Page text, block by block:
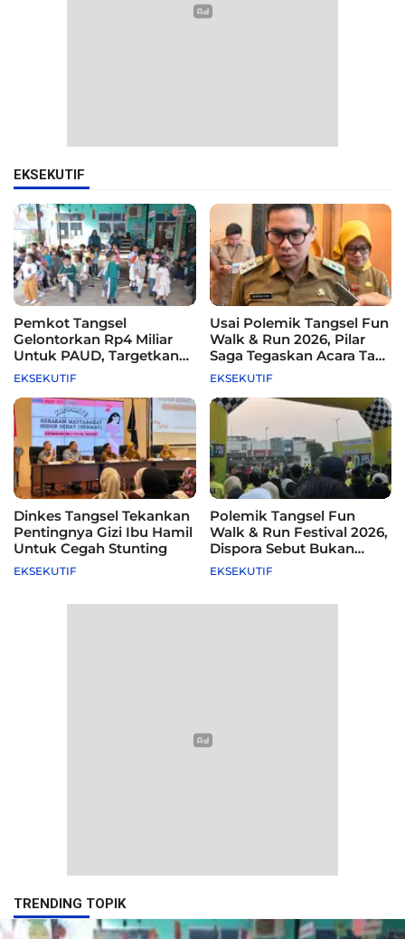
EKSEKUTIF
Pemkot Tangsel
Gelontorkan Rp4 Miliar
Untuk PAUD, Targetkan
115 Sekolah
EKSEKUTIF
Usai Polemik Tangsel Fun
Walk & Run 2026, Pilar
Saga Tegaskan Acara Tak
Difasilitasi Pemkot
EKSEKUTIF
Dinkes Tangsel Tekankan
Pentingnya Gizi Ibu Hamil
Untuk Cegah Stunting
EKSEKUTIF
Polemik Tangsel Fun
Walk & Run Festival 2026,
Dispora Sebut Bukan
Agenda Pemkot
EKSEKUTIF
TRENDING TOPIK